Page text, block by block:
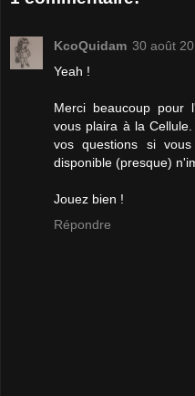
KcoQuidam 30 août
Yeah !
Merci beaucoup pour
vous plaira à la
vos questions si
disponible (presque)
Jouez bien !
Répondre